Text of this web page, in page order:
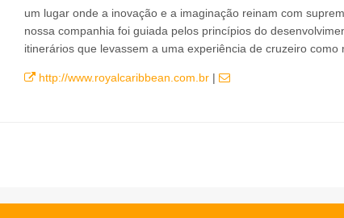
um lugar onde a inovação e a imaginação reinam com
nossa companhia foi guiada pelos princípios do
itinerários que levassem a uma experiência de cruzeiro como
http://www.royalcaribbean.com.br |